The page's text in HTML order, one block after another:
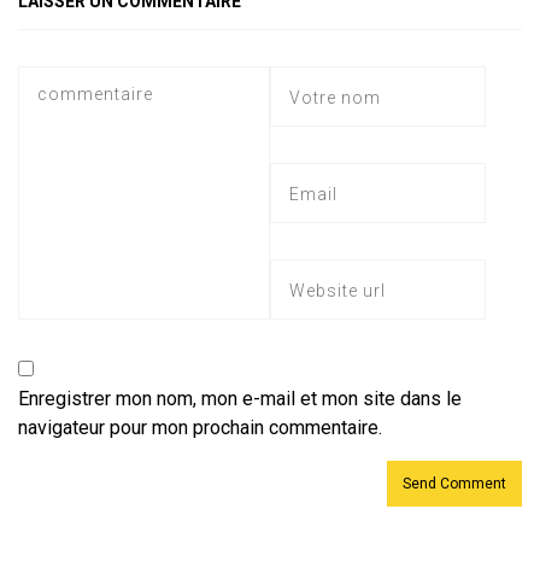
Enregistrer mon nom, mon e-mail et mon site dans le
navigateur pour mon prochain commentaire.